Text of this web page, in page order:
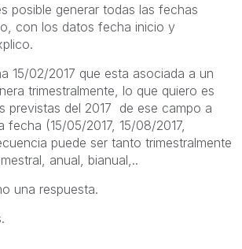
posible generar todas las fechas
con los datos fecha inicio y
15/02/2017 que esta asociada a un
trimestralmente, lo que quiero es
previstas del 2017 de ese campo a
fecha (15/05/2017, 15/08/2017,
puede ser tanto trimestralmente
anual, bianual,..
una respuesta.